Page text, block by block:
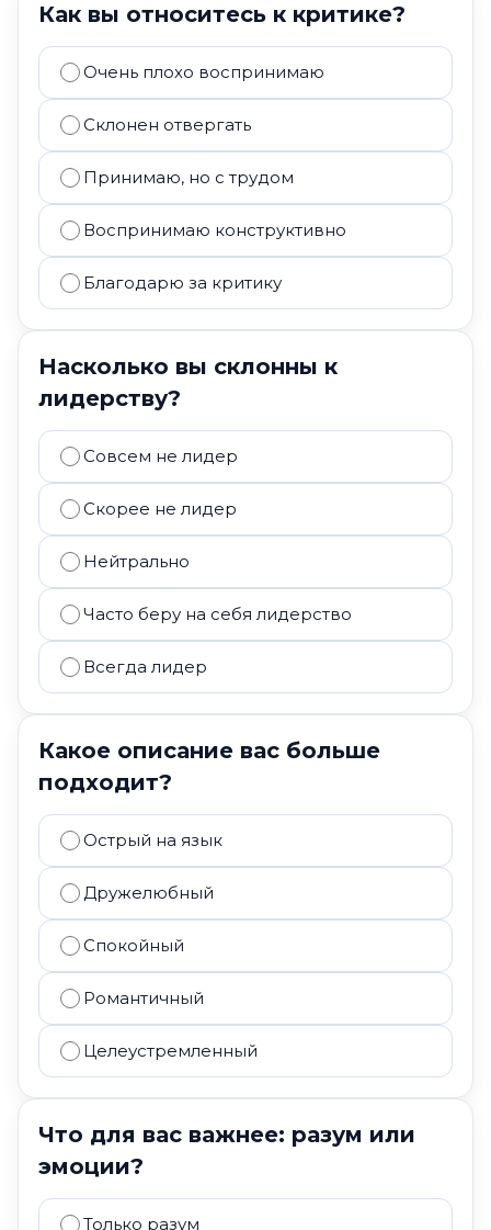
Как вы относитесь к критике?
Очень плохо воспринимаю
Склонен отвергать
Принимаю, но с трудом
Воспринимаю конструктивно
Благодарю за критику
Насколько вы склонны к
лидерству?
Совсем не лидер
Скорее не лидер
Нейтрально
Часто беру на себя лидерство
Всегда лидер
Какое описание вас больше
подходит?
Острый на язык
Дружелюбный
Спокойный
Романтичный
Целеустремленный
Что для вас важнее: разум или
эмоции?
Только разум